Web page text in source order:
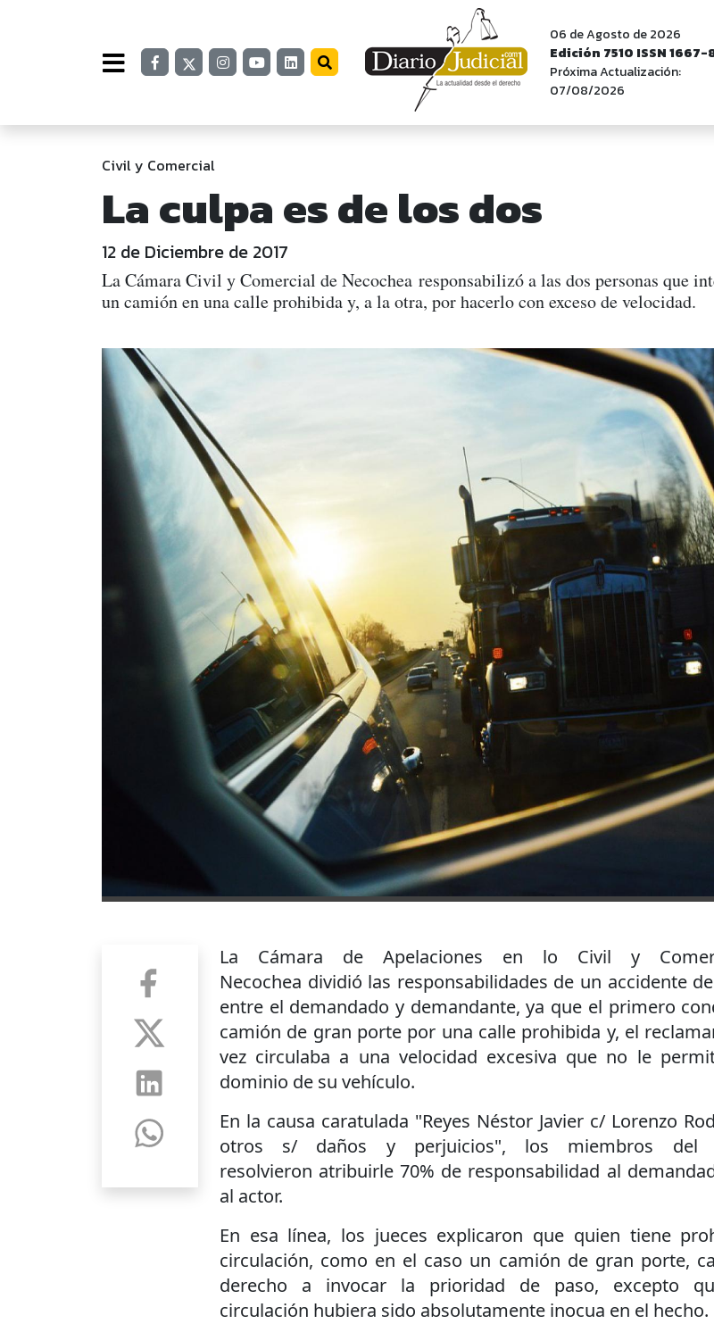
06 de Agosto de 2026
Edición 7510 ISSN 1667-
Próxima Actualización:
07/08/2026
Civil y Comercial
La culpa es de los dos
12 de Diciembre de 2017
La Cámara Civil y Comercial de Necochea responsabilizó a las dos personas que
un camión en una calle prohibida y, a la otra, por hacerlo con exceso de velocidad.
La Cámara de Apelaciones en lo Civil y
Necochea dividió las responsabilidades de un accidente
entre el demandado y demandante, ya que el primero
camión de gran porte por una calle prohibida y, el
vez circulaba a una velocidad excesiva que no le
dominio de su vehículo.
En la causa caratulada "Reyes Néstor Javier c/ Lorenzo
otros s/ daños y perjuicios", los miembros del
resolvieron atribuirle 70% de responsabilidad al
al actor.
En esa línea, los jueces explicaron que quien tiene
circulación, como en el caso un camión de gran porte,
derecho a invocar la prioridad de paso, excepto
circulación hubiera sido absolutamente inocua en el hecho.